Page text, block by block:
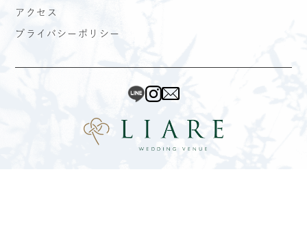
アクセス
プライバシーポリシー